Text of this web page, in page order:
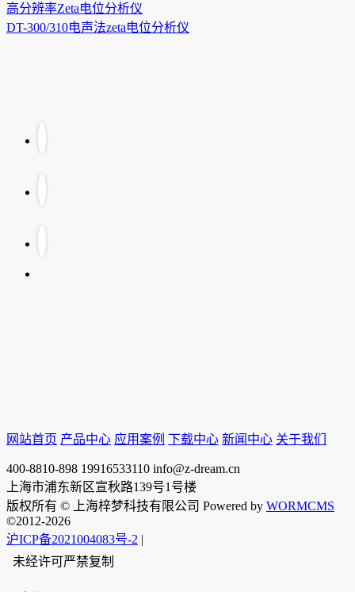
高分辨率Zeta电位分析仪
DT-300/310电声法zeta电位分析仪
网站首页 产品中心 应用案例 下载中心 新闻中心 关于我们
400-8810-898 19916533110 info@z-dream.cn
上海市浦东新区宣秋路139号1号楼
版权所有 © 上海梓梦科技有限公司 Powered by WORMCMS
©2012-2026
沪ICP备2021004083号-2 |
未经许可严禁复制